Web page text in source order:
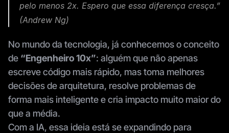
pelo menos 2x. Espero que essa diferença cresça.”
(Andrew Ng)
No mundo da tecnologia, já conhecemos o conceito
de “Engenheiro 10x”: alguém que não apenas
escreve código mais rápido, mas toma melhores
decisões de arquitetura, resolve problemas de
forma mais inteligente e cria impacto muito maior do
que a média.
Com a IA, essa ideia está se expandindo para